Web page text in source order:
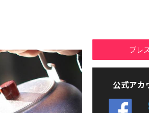
プレ
公式アカ